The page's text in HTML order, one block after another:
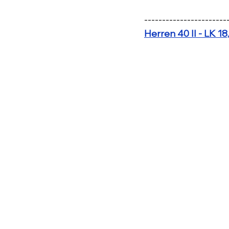
Herren 40 II - LK